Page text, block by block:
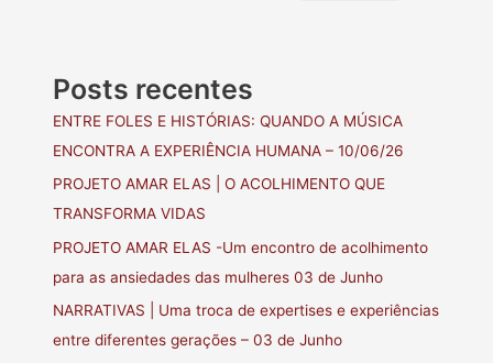
Posts recentes
ENTRE FOLES E HISTÓRIAS: QUANDO A MÚSICA
ENCONTRA A EXPERIÊNCIA HUMANA – 10/06/26
PROJETO AMAR ELAS | O ACOLHIMENTO QUE
TRANSFORMA VIDAS
PROJETO AMAR ELAS -Um encontro de acolhimento
para as ansiedades das mulheres 03 de Junho
NARRATIVAS | Uma troca de expertises e experiências
entre diferentes gerações – 03 de Junho